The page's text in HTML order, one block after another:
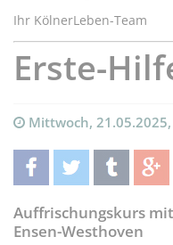
Ihr KölnerLeben-Team
Erste-
Mittwoch,
teilentwittern teilen
Auffrischungskurs
Ensen-Westhoven